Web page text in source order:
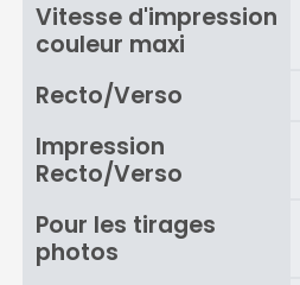
Vitesse d'impression
couleur maxi
Recto/Verso
Impression
Recto/Verso
Pour les tirages
photos